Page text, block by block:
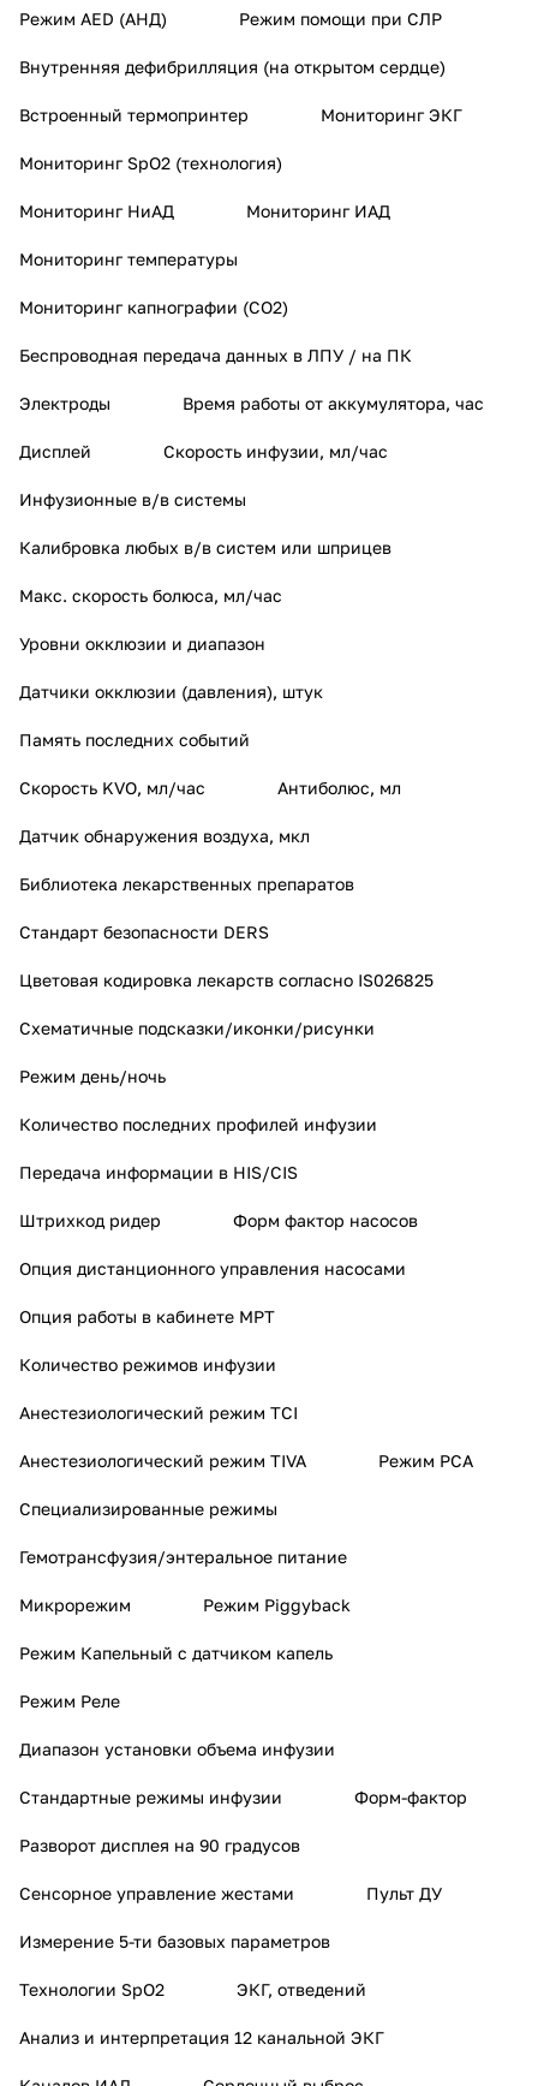
Режим AED (АНД) Режим помощи при СЛР
Внутренняя дефибрилляция (на открытом сердце)
Встроенный термопринтер Мониторинг ЭКГ
Мониторинг SpO2 (технология)
Мониторинг НиАД Мониторинг ИАД
Мониторинг температуры
Мониторинг капнографии (СО2)
Беспроводная передача данных в ЛПУ / на ПК
Электроды Время работы от аккумулятора, час
Дисплей Скорость инфузии, мл/час
Инфузионные в/в системы
Калибровка любых в/в систем или шприцев
Макс. скорость болюса, мл/час
Уровни окклюзии и диапазон
Датчики окклюзии (давления), штук
Память последних событий
Скорость KVO, мл/час Антиболюс, мл
Датчик обнаружения воздуха, мкл
Библиотека лекарственных препаратов
Стандарт безопасности DERS
Цветовая кодировка лекарств согласно IS026825
Схематичные подсказки/иконки/рисунки
Режим день/ночь
Количество последних профилей инфузии
Передача информации в HIS/CIS
Штрихкод ридер Форм фактор насосов
Опция дистанционного управления насосами
Опция работы в кабинете МРТ
Количество режимов инфузии
Анестезиологический режим TCI
Анестезиологический режим TIVA Режим PCA
Специализированные режимы
Гемотрансфузия/энтеральное питание
Микрорежим Режим Piggyback
Режим Капельный с датчиком капель
Режим Реле
Диапазон установки объема инфузии
Стандартные режимы инфузии Форм-фактор
Разворот дисплея на 90 градусов
Сенсорное управление жестами Пульт ДУ
Измерение 5-ти базовых параметров
Технологии SpO2 ЭКГ, отведений
Анализ и интерпретация 12 канальной ЭКГ